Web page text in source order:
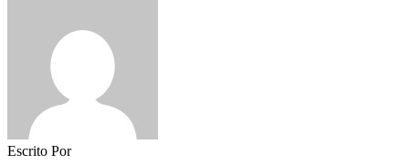
Escrito Por